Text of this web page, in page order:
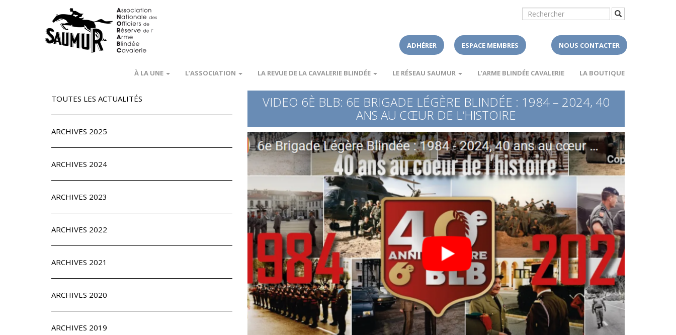
ADHÉRER ESPACE MEMBRES NOUS CONTACTER
À LA UNE L’ASSOCIATION LA REVUE DE LA CAVALERIE BLINDÉE LE RÉSEAU SAUMUR L’ARME BLINDÉE CAVALERIE LA BOUTIQUE
TOUTES LES ACTUALITÉS
ARCHIVES 2025
ARCHIVES 2024
ARCHIVES 2023
ARCHIVES 2022
ARCHIVES 2021
ARCHIVES 2020
ARCHIVES 2019
VIDEO 6È BLB: 6E BRIGADE LÉGÈRE BLINDÉE : 1984 – 2024, 40
ANS AU CŒUR DE L’HISTOIRE